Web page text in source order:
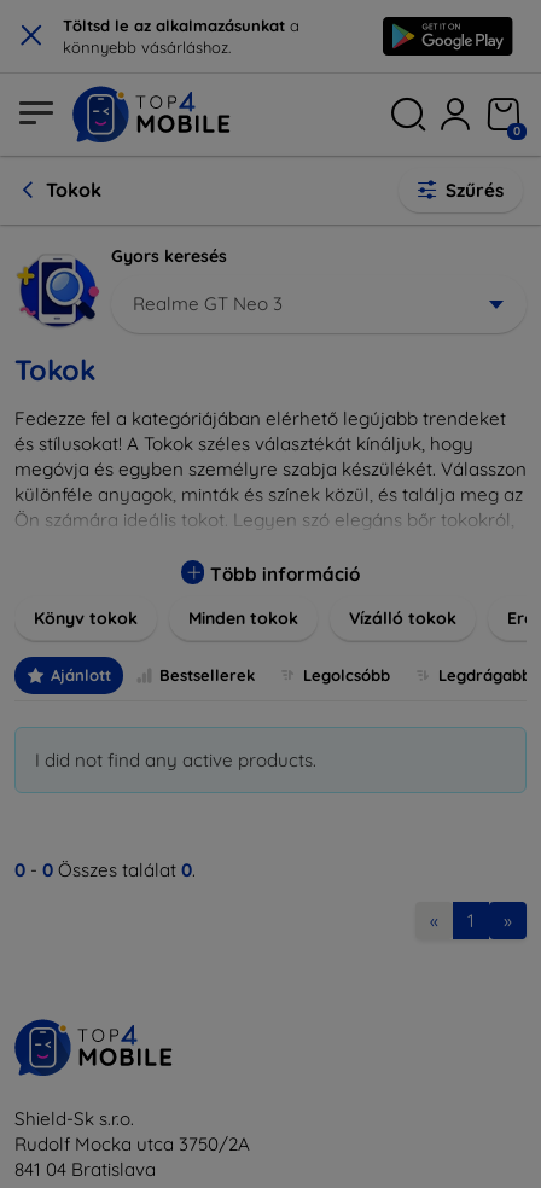
× Töltsd le az alkalmazásunkat a
könnyebb vásárláshoz.
0
Tokok Szűrés
Gyors keresés
Realme GT Neo 3
Tokok
Fedezze fel a kategóriájában elérhető legújabb trendeket
és stílusokat! A Tokok széles választékát kínáljuk, hogy
megóvja és egyben személyre szabja készülékét. Válasszon
különféle anyagok, minták és színek közül, és találja meg az
Ön számára ideális tokot. Legyen szó elegáns bőr tokokról,
nálunk mindenki megtalálja a stílusához leginkább illő
különlegesebbé eszközeit a tökéletes tokkal!
Több információ
Könyv tokok Minden tokok Vízálló tokok
Ajánlott Bestsellerek Legolcsóbb Legdrágabb
I did not find any active products.
0 - 0 Összes találat 0.
« 1 »
Shield-Sk s.r.o.
Rudolf Mocka utca 3750/2A
841 04 Bratislava